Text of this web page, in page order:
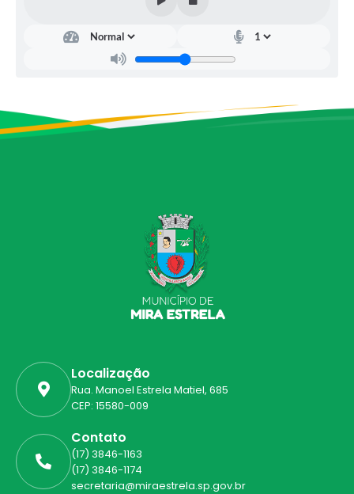
Localização
Rua. Manoel Estrela Matiel, 685
CEP: 15580-009
Contato
(17) 3846-1163
(17) 3846-1174
secretaria@miraestrela.sp.gov.br